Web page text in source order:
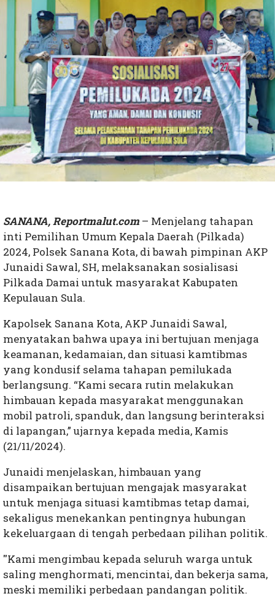
SANANA, Reportmalut.com – Menjelang tahapan
inti Pemilihan Umum Kepala Daerah (Pilkada)
2024, Polsek Sanana Kota, di bawah pimpinan AKP
Junaidi Sawal, SH, melaksanakan sosialisasi
Pilkada Damai untuk masyarakat Kabupaten
Kepulauan Sula.
Kapolsek Sanana Kota, AKP Junaidi Sawal,
menyatakan bahwa upaya ini bertujuan menjaga
keamanan, kedamaian, dan situasi kamtibmas
yang kondusif selama tahapan pemilukada
berlangsung. “Kami secara rutin melakukan
himbauan kepada masyarakat menggunakan
mobil patroli, spanduk, dan langsung berinteraksi
di lapangan,” ujarnya kepada media, Kamis
(21/11/2024).
Junaidi menjelaskan, himbauan yang
disampaikan bertujuan mengajak masyarakat
untuk menjaga situasi kamtibmas tetap damai,
sekaligus menekankan pentingnya hubungan
kekeluargaan di tengah perbedaan pilihan politik.
"Kami mengimbau kepada seluruh warga untuk
saling menghormati, mencintai, dan bekerja sama,
meski memiliki perbedaan pandangan politik.